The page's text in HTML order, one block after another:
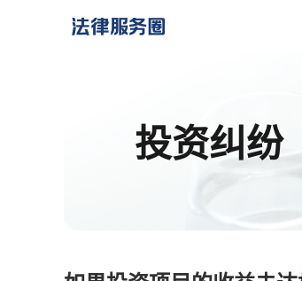
投资纠纷